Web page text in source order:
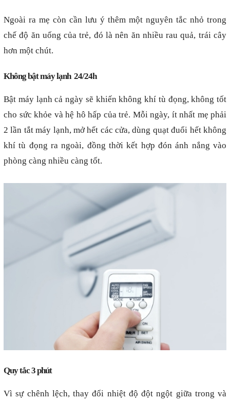
Ngoài ra mẹ còn cần lưu ý thêm một nguyên tắc nhỏ trong
chế độ ăn uống của trẻ, đó là nên ăn nhiều rau quả, trái cây
hơn một chút.
Không bật máy lạnh 24/24h
Bật máy lạnh cả ngày sẽ khiến không khí tù đọng, không tốt
cho sức khỏe và hệ hô hấp của trẻ. Mỗi ngày, ít nhất mẹ phải
2 lần tắt máy lạnh, mở hết các cửa, dùng quạt đuổi hết không
khí tù đọng ra ngoài, đồng thời kết hợp đón ánh nắng vào
phòng càng nhiều càng tốt.
Quy tắc 3 phút
Vì sự chênh lệch, thay đổi nhiệt độ đột ngột giữa trong và